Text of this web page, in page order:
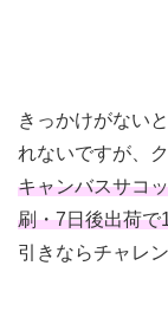
きっかけがない
れないですが、
キャンバスサコ
刷・7日後出荷で
引きならチャレ